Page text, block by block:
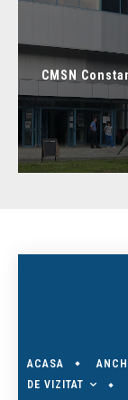
CMSN
ACASA
DE VIZITAT